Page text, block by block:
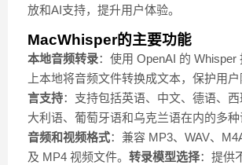
放和AI支持，提升用户体验。
MacWhisper的主要功能
本地音频转录：使用 OpenAI 的 Whisper
上本地将音频文件转换成文本，保护用户
言支持：支持包括英语、中文、德语、
大利语、葡萄牙语和乌克兰语在内的多种
音频和视频格式：兼容 MP3、WAV、
及 MP4 视频文件。 转录模型选择：提供